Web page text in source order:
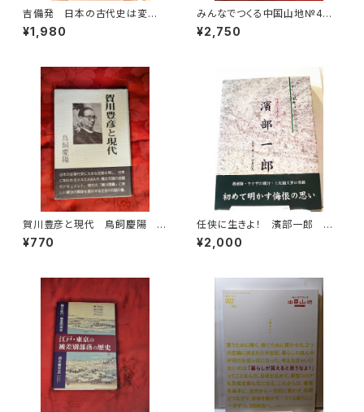
吉備発 日本の古代史は変わ
る
¥1,980
みんなでつくる中国山地№4 2
023 さて、どう住む？ 中国山
地編集舎
¥2,750
賀川豊彦と現代 鳥飼慶陽
兵庫部落問題研究所
¥770
任侠に生きよ！ 濱部一郎 私
の風雪日記シリーズ①
¥2,000